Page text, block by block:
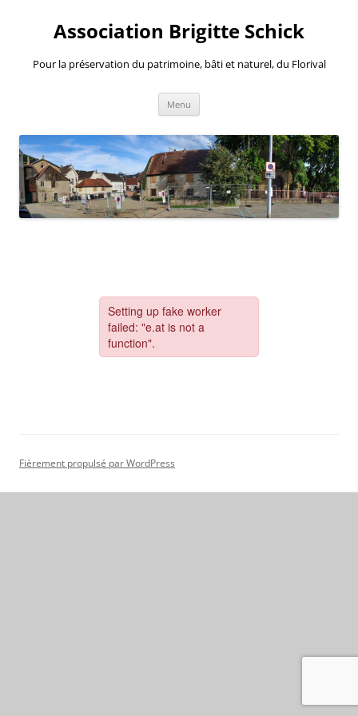
contenuAssociation Brigitte Schick
Pour la préservation du patrimoine, bâti et naturel, du Florival
Menu
Fièrement propulsé par WordPress